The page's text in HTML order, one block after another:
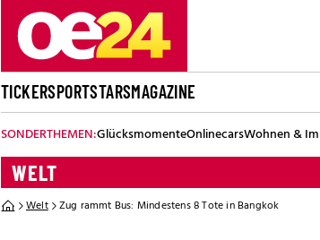
TICKERSPORTSTARSMAGAZINE
SONDERTHEMEN:GlücksmomenteOnlinecarsWohnen &
WELT
Welt Zug rammt Bus: Mindestens 8 Tote in Bangkok